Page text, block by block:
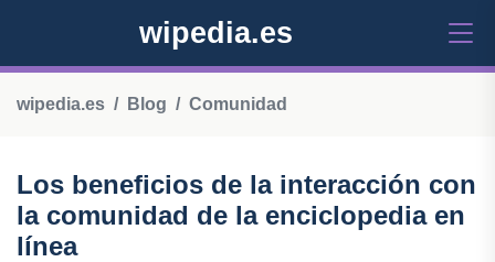
wipedia.es
wipedia.es Blog Comunidad
Los beneficios de la interacción con
la comunidad de la enciclopedia en
línea